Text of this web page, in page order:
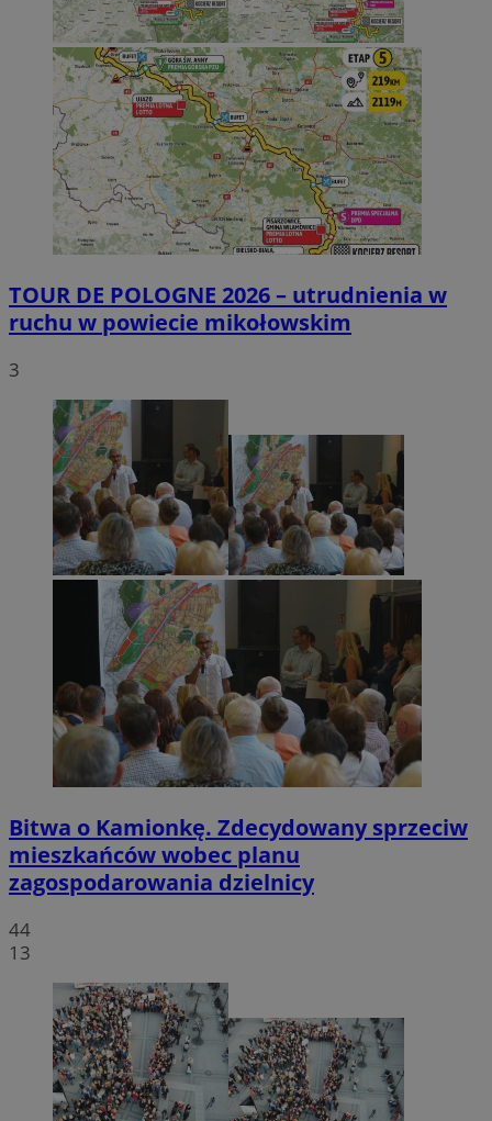
TOUR DE POLOGNE 2026 – utrudnienia w
ruchu w powiecie mikołowskim
3
Bitwa o Kamionkę. Zdecydowany sprzeciw
mieszkańców wobec planu
zagospodarowania dzielnicy
44
13